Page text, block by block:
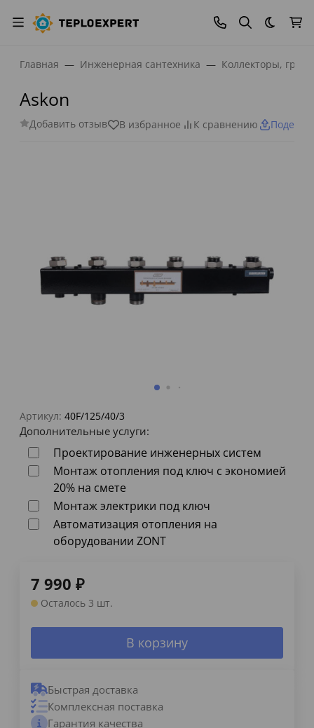
Темная
Главная Инженерная сантехника Коллекторы,
Askon
Добавить отзыв В избранное К сравнению
Артикул: 40F/125/40/3
Дополнительные услуги:
Проектирование инженерных систем
Монтаж отопления под ключ с экономией
20% на смете
Монтаж электрики под ключ
Автоматизация отопления на
оборудовании ZONT
7 990 ₽
Осталось 3 шт.
В корзину
Быстрая доставка
Комплексная поставка
Гарантия качества